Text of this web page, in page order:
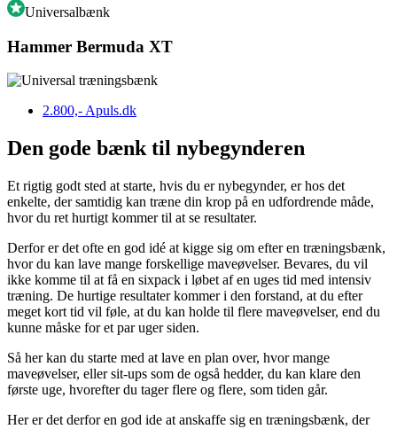
Universalbænk
Hammer Bermuda XT
2.800,- Apuls.dk
Den gode bænk til nybegynderen
Et rigtig godt sted at starte, hvis du er nybegynder, er hos det
enkelte, der samtidig kan træne din krop på en udfordrende måde,
hvor du ret hurtigt kommer til at se resultater.
Derfor er det ofte en god idé at kigge sig om efter en træningsbænk,
hvor du kan lave mange forskellige maveøvelser. Bevares, du vil
ikke komme til at få en sixpack i løbet af en uges tid med intensiv
træning. De hurtige resultater kommer i den forstand, at du efter
meget kort tid vil føle, at du kan holde til flere maveøvelser, end du
kunne måske for et par uger siden.
Så her kan du starte med at lave en plan over, hvor mange
maveøvelser, eller sit-ups som de også hedder, du kan klare den
første uge, hvorefter du tager flere og flere, som tiden går.
Her er det derfor en god ide at anskaffe sig en træningsbænk, der